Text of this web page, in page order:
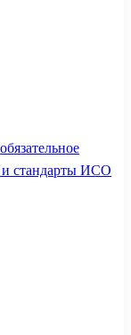
и стандарты ИСО